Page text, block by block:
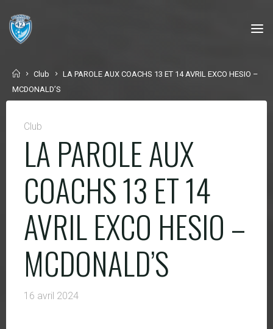
content
Home
Club
LA PAROLE AUX COACHS 13 ET 14 AVRIL EXCO HESIO –
MCDONALD’S
Club
LA PAROLE AUX
COACHS 13 ET 14
AVRIL EXCO HESIO –
MCDONALD’S
16 avril 2024